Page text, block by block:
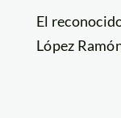
El
López